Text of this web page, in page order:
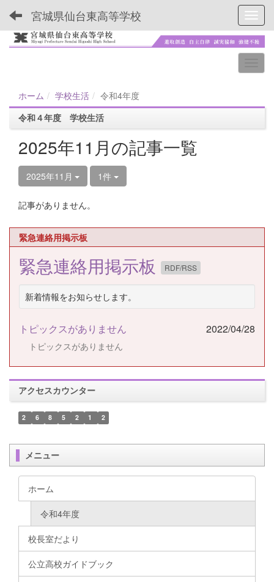
宮城県仙台東高等学校
ホーム 学校生活
令和4年度
令和４年度 学校生活
2025年11月の記事一覧
2025年11月 1件
記事がありません。
緊急連絡用掲示板
緊急連絡用掲示板 RDF/RSS
新着情報をお知らせします。
トピックスがありません 2022/04/28
トピックスがありません
アクセスカウンター
2 6 8 5 2 1 2
メニュー
ホーム
令和4年度
校長室だより
公立高校ガイドブック